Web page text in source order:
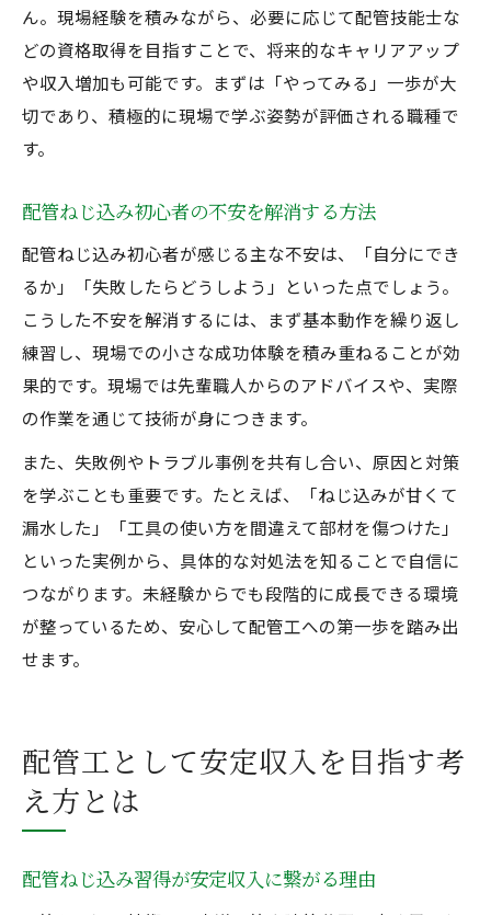
ん。現場経験を積みながら、必要に応じて配管技能士な
どの資格取得を目指すことで、将来的なキャリアアップ
や収入増加も可能です。まずは「やってみる」一歩が大
切であり、積極的に現場で学ぶ姿勢が評価される職種で
す。
配管ねじ込み初心者の不安を解消する方法
配管ねじ込み初心者が感じる主な不安は、「自分にでき
るか」「失敗したらどうしよう」といった点でしょう。
こうした不安を解消するには、まず基本動作を繰り返し
練習し、現場での小さな成功体験を積み重ねることが効
果的です。現場では先輩職人からのアドバイスや、実際
の作業を通じて技術が身につきます。
また、失敗例やトラブル事例を共有し合い、原因と対策
を学ぶことも重要です。たとえば、「ねじ込みが甘くて
漏水した」「工具の使い方を間違えて部材を傷つけた」
といった実例から、具体的な対処法を知ることで自信に
つながります。未経験からでも段階的に成長できる環境
が整っているため、安心して配管工への第一歩を踏み出
せます。
配管工として安定収入を目指す考
え方とは
配管ねじ込み習得が安定収入に繋がる理由